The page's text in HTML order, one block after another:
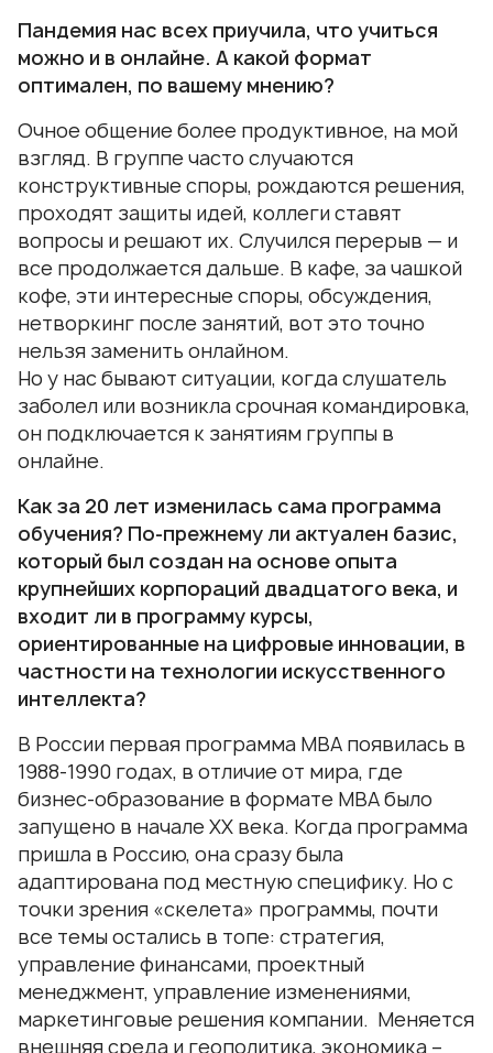
Пандемия нас всех приучила, что учиться
можно и в онлайне. А какой формат
оптимален, по вашему мнению?
Очное общение более продуктивное, на мой
взгляд. В группе часто случаются
конструктивные споры, рождаются решения,
проходят защиты идей, коллеги ставят
вопросы и решают их. Случился перерыв — и
все продолжается дальше. В кафе, за чашкой
кофе, эти интересные споры, обсуждения,
нетворкинг после занятий, вот это точно
нельзя заменить онлайном.
Но у нас бывают ситуации, когда слушатель
заболел или возникла срочная командировка,
он подключается к занятиям группы в
онлайне.
Как за 20 лет изменилась сама программа
обучения? По-прежнему ли актуален базис,
который был создан на основе опыта
крупнейших корпораций двадцатого века, и
входит ли в программу курсы,
ориентированные на цифровые инновации, в
частности на технологии искусственного
интеллекта?
В России первая программа MBA появилась в
1988-1990 годах, в отличие от мира, где
бизнес-образование в формате МВА было
запущено в начале XX века. Когда программа
пришла в Россию, она сразу была
адаптирована под местную специфику. Но с
точки зрения «скелета» программы, почти
все темы остались в топе: стратегия,
управление финансами, проектный
менеджмент, управление изменениями,
маркетинговые решения компании. Меняется
внешняя среда и геополитика, экономика –